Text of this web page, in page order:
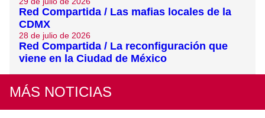
Red Compartida / Las mafias locales de la
CDMX
28 de julio de 2026
Red Compartida / La reconfiguración que
viene en la Ciudad de México
MÁS NOTICIAS